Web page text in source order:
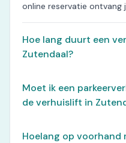
online reservatie ontvang
Hoe lang duurt een
Zutendaal?
Moet ik een
de verhuislift in
Hoelang op voorhand